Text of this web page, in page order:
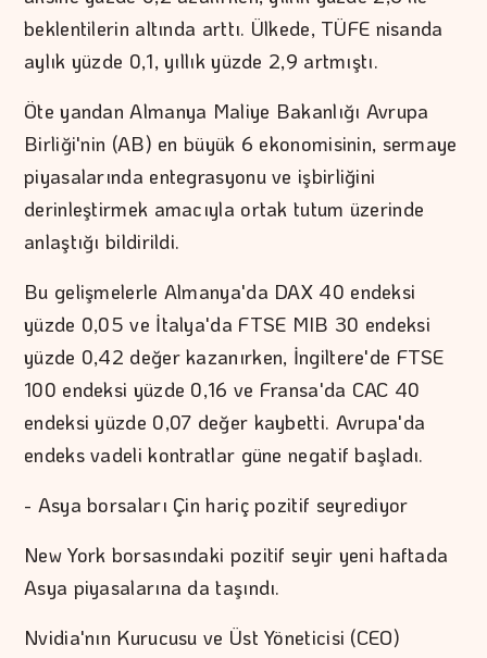
beklentilerin altında arttı. Ülkede, TÜFE nisanda
aylık yüzde 0,1, yıllık yüzde 2,9 artmıştı.
Öte yandan Almanya Maliye Bakanlığı Avrupa
Birliği'nin (AB) en büyük 6 ekonomisinin, sermaye
piyasalarında entegrasyonu ve işbirliğini
derinleştirmek amacıyla ortak tutum üzerinde
anlaştığı bildirildi.
Bu gelişmelerle Almanya'da DAX 40 endeksi
yüzde 0,05 ve İtalya'da FTSE MIB 30 endeksi
yüzde 0,42 değer kazanırken, İngiltere'de FTSE
100 endeksi yüzde 0,16 ve Fransa'da CAC 40
endeksi yüzde 0,07 değer kaybetti. Avrupa'da
endeks vadeli kontratlar güne negatif başladı.
- Asya borsaları Çin hariç pozitif seyrediyor
New York borsasındaki pozitif seyir yeni haftada
Asya piyasalarına da taşındı.
Nvidia'nın Kurucusu ve Üst Yöneticisi (CEO)